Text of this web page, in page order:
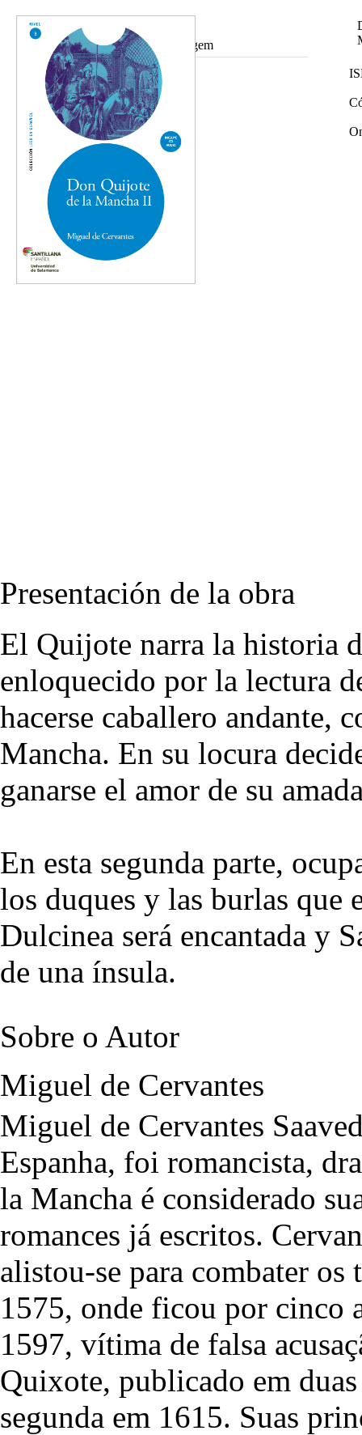
Ampliar imagem
Presentación de la obra
El Quijote narra la historia
enloquecido por la lectura
hacerse caballero andante,
Mancha. En su locura
ganarse el amor de su
En esta segunda parte,
los duques y las burlas que
Dulcinea será encantada y
de una ínsula.
Sobre o Autor
Miguel de Cervantes
Miguel de Cervantes
Espanha, foi romancista,
la Mancha é considerado
romances já escritos.
alistou-se para combater
1575, onde ficou por cinco
1597, vítima de falsa
Quixote, publicado em
segunda em 1615. Suas